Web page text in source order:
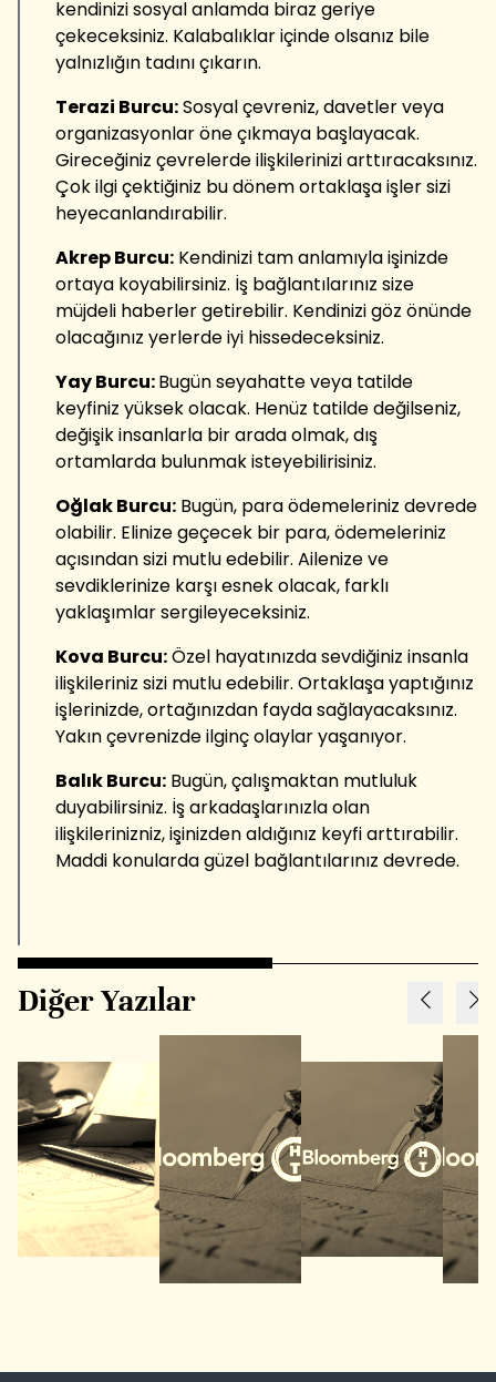
kendinizi sosyal anlamda biraz geriye
çekeceksiniz. Kalabalıklar içinde olsanız bile
yalnızlığın tadını çıkarın.
Terazi Burcu:Sosyal çevreniz, davetler veya
organizasyonlar öne çıkmaya başlayacak.
Gireceğiniz çevrelerde ilişkilerinizi arttıracaksınız.
Çok ilgi çektiğiniz bu dönem ortaklaşa işler sizi
heyecanlandırabilir.
Akrep Burcu: Kendinizi tam anlamıyla işinizde
ortaya koyabilirsiniz. İş bağlantılarınız size
müjdeli haberler getirebilir. Kendinizi göz önünde
olacağınız yerlerde iyi hissedeceksiniz.
Yay Burcu:Bugün seyahatte veya tatilde
keyfiniz yüksek olacak. Henüz tatilde değilseniz,
değişik insanlarla bir arada olmak, dış
ortamlarda bulunmak isteyebilirisiniz.
Oğlak Burcu: Bugün, para ödemeleriniz devrede
olabilir. Elinize geçecek bir para, ödemeleriniz
açısından sizi mutlu edebilir. Ailenize ve
sevdiklerinize karşı esnek olacak, farklı
yaklaşımlar sergileyeceksiniz.
Kova Burcu:Özel hayatınızda sevdiğiniz insanla
ilişkileriniz sizi mutlu edebilir. Ortaklaşa yaptığınız
işlerinizde, ortağınızdan fayda sağlayacaksınız.
Yakın çevrenizde ilginç olaylar yaşanıyor.
Balık Burcu: Bugün, çalışmaktan mutluluk
duyabilirsiniz. İş arkadaşlarınızla olan
ilişkilerinizniz, işinizden aldığınız keyfi arttırabilir.
Maddi konularda güzel bağlantılarınız devrede.
Diğer Yazılar